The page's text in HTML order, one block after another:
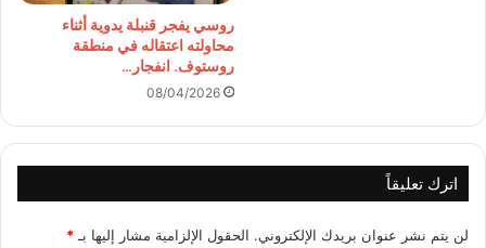
روسي يفجر قنبلة يدوية أثناء
محاولته اعتقاله في منطقة
روستوف. انفجار…
08/04/2026
اترك تعليقاً
لن يتم نشر عنوان بريدك الإلكتروني. الحقول الإلزامية مشار إليها بـ *